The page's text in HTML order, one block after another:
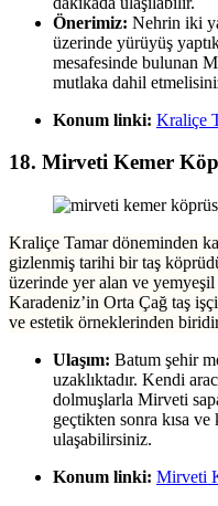
Önerimiz: Nehrin iki
üzerinde yürüyüş
mesafesinde bulunan
mutlaka dahil
Konum linki: Kraliçe
18. Mirveti Kemer
Kraliçe Tamar döneminden
gizlenmiş tarihi bir taş
üzerinde yer alan ve
Karadeniz’in Orta Çağ taş
ve estetik örneklerinden
Ulaşım: Batum şehir
uzaklıktadır. Kendi
dolmuşlarla Mirveti
geçtikten sonra kısa
ulaşabilirsiniz.
Konum linki: Mirveti